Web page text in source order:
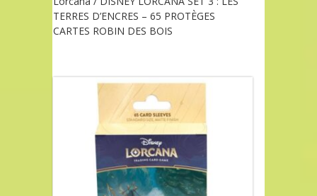
TERRES D’ENCRES – 65 PROTÈGES
CARTES ROBIN DES BOIS